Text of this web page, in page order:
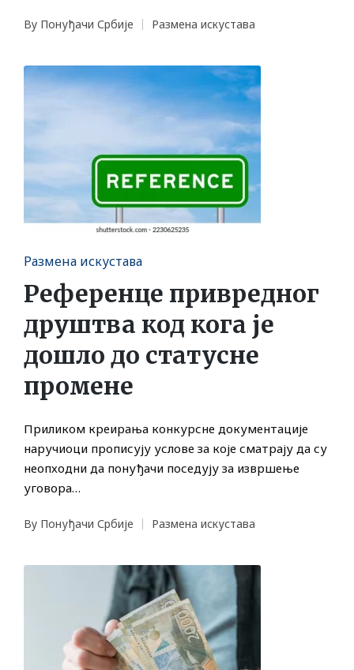
Posted
By Понуђачи Србије
Posted
Размена искустава
Posted
in
Размена искустава
Референце привредног
друштва код кога је
дошло до статусне
промене
Приликом креирања конкурсне документације
наручиоци прописују услове за које сматрају да су
неопходни да понуђачи поседују за извршење
уговора…
Posted
By Понуђачи Србије
Posted
Размена искустава